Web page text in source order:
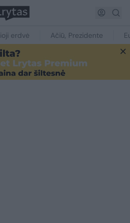
erdvė Ačiū, Prezidente